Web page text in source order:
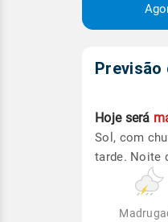
Previsão
Hoje será
Sol, com
tarde. Noite